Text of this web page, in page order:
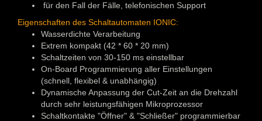
für den Fall der Fälle, telefonischen Support
Eigenschaften des Schaltautomaten IONIC:
Wasserdichte Verarbeitung
Extrem kompakt (42 * 60 * 20 mm)
Schaltzeiten von 30-150 ms einstellbar
On-Board Programmierung aller Einstellungen
(schnell, flexibel & unabhängig)
Dynamische Anpassung der Cut-Zeit an die Drehzahl
durch sehr leistungsfähigen Mikroprozessor
Schaltkontakte "Öffner" & "Schließer" programmierbar